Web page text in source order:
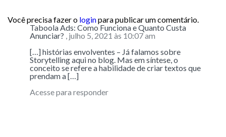
Você precisa fazer o loginpara publicar um comentário.
Taboola Ads: Como Funciona e Quanto Custa
Anunciar? , julho 5, 2021 às 10:07 am
[…] histórias envolventes – Já falamos sobre
Storytelling aqui no blog. Mas em síntese, o
conceito se refere a habilidade de criar textos que
prendam a […]
Acesse para responder